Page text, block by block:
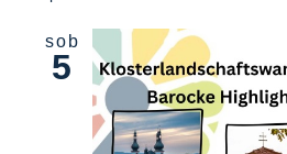
Enostaven jezik
Slovenščina
sob
5